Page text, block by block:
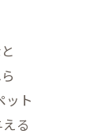
ット
る